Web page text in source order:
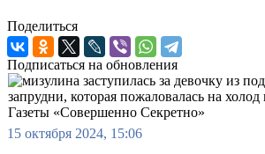
Поделиться
Подписаться на обновления
15 октября 2024, 15:06